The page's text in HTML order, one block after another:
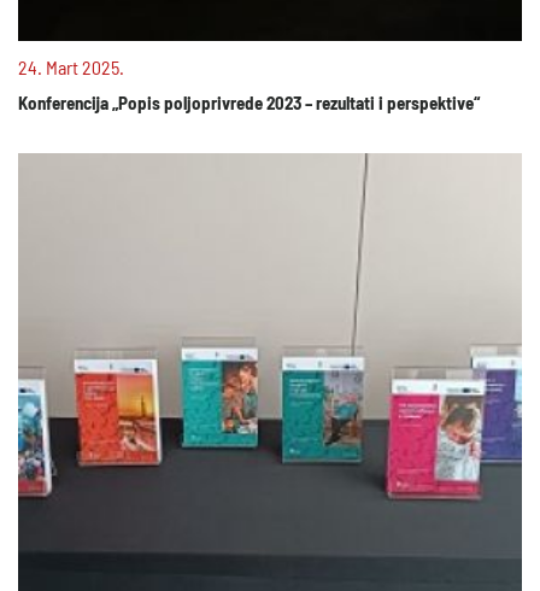
24. Mart 2025.
Konferencija „Popis poljoprivrede 2023 – rezultati i perspektive“